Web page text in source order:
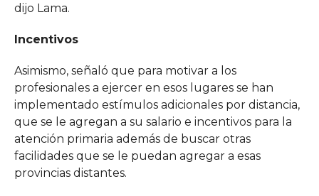
dijo Lama.
Incentivos
Asimismo, señaló que para motivar a los
profesionales a ejercer en esos lugares se han
implementado estímulos adicionales por distancia,
que se le agregan a su salario e incentivos para la
atención primaria además de buscar otras
facilidades que se le puedan agregar a esas
provincias distantes.